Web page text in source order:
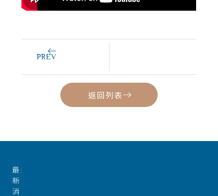
PREV
返回列表
最
新
消